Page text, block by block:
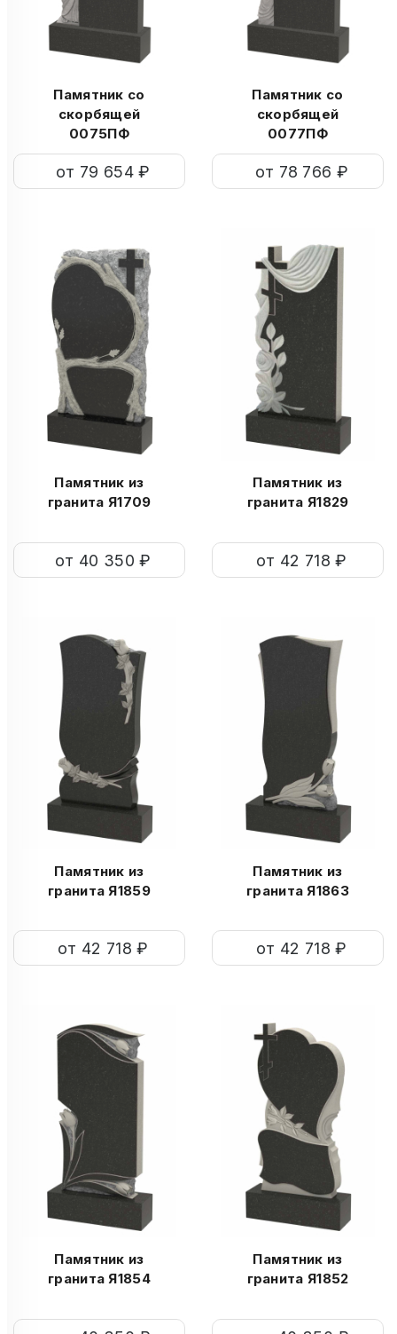
Памятник со
скорбящей
0075ПФ
от 79 654 ₽
Памятник со
скорбящей
0077ПФ
от 78 766 ₽
Памятник из
гранита Я1709
от 40 350 ₽
Памятник из
гранита Я1829
от 42 718 ₽
Памятник из
гранита Я1859
от 42 718 ₽
Памятник из
гранита Я1863
от 42 718 ₽
Памятник из
гранита Я1854
Памятник из
гранита Я1852